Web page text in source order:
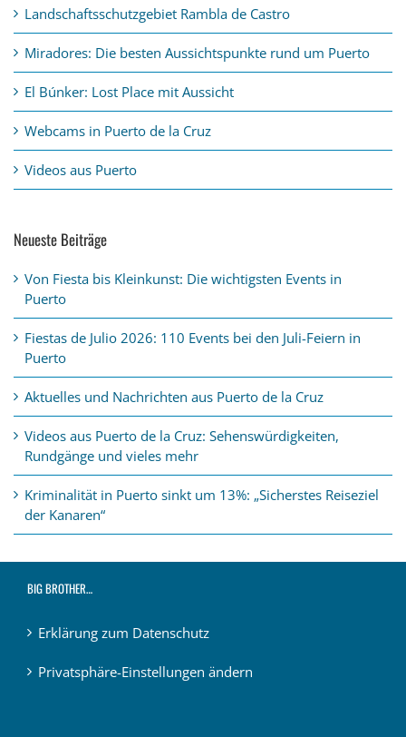
Landschaftsschutzgebiet Rambla de Castro
Miradores: Die besten Aussichtspunkte rund um Puerto
El Búnker: Lost Place mit Aussicht
Webcams in Puerto de la Cruz
Videos aus Puerto
Neueste Beiträge
Von Fiesta bis Kleinkunst: Die wichtigsten Events in
Puerto
Fiestas de Julio 2026: 110 Events bei den Juli-Feiern in
Puerto
Aktuelles und Nachrichten aus Puerto de la Cruz
Videos aus Puerto de la Cruz: Sehenswürdigkeiten,
Rundgänge und vieles mehr
Kriminalität in Puerto sinkt um 13%: „Sicherstes Reiseziel
der Kanaren“
BIG BROTHER…
Erklärung zum Datenschutz
Privatsphäre-Einstellungen ändern